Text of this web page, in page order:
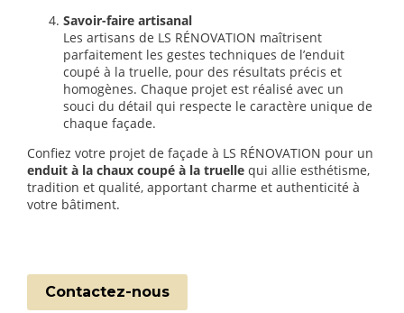
Savoir-faire artisanal
Les artisans de LS RÉNOVATION maîtrisent
parfaitement les gestes techniques de l’enduit
coupé à la truelle, pour des résultats précis et
homogènes. Chaque projet est réalisé avec un
souci du détail qui respecte le caractère unique de
chaque façade.
Confiez votre projet de façade à LS RÉNOVATION pour un
enduit à la chaux coupé à la truelle qui allie esthétisme,
tradition et qualité, apportant charme et authenticité à
votre bâtiment.
Contactez-nous